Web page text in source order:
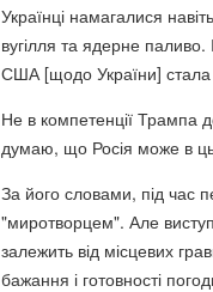
Українці намагалися
вугілля та ядерне
США [щодо України] стала
Не в компетенції Трампа
думаю, що Росія може в
За його словами, під час
"миротворцем". Але
залежить від місцевих
бажання і готовності